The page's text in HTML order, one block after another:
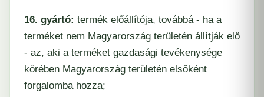
16. gyártó: termék előállítója, továbbá - ha a
terméket nem Magyarország területén állítják elő
- az, aki a terméket gazdasági tevékenysége
körében Magyarország területén elsőként
forgalomba hozza;